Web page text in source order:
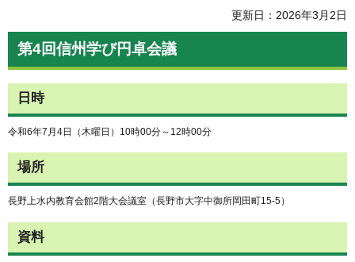
更新日：2026年3月2日
第4回信州学び円卓会議
日時
令和6年7月4日（木曜日）10時00分～12時00分
場所
長野上水内教育会館2階大会議室（長野市大字中御所岡田町15-5）
資料